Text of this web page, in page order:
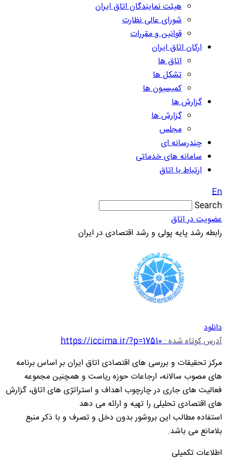
هیئت نمایندگان اتاق ایران
شورای عالی نظارت
قوانین و مقررات
ارکان اتاق ایران
اتاق ها
تشکل ها
کمیسیون ها
گزارش ها
گزارش ها
مجلس
چندرسانه ای
سامانه های خدماتی
ارتباط با اتاق
En
Search
عضویت در اتاق
رابطه رشد پایه پولی و رشد اقتصادی در ایران
دانلود
آدرس کوتاه شده :https://iccima.ir/?p=17510
مرکز تحقیقات و بررسی های اقتصادی اتاق ایران بر اساس برنامه
های مصوب سالانه، ارجاعات حوزه ریاست و همچنین مجموعه
فعالیت های جاری در چارچوب اهداف و استراتژی های اتاق، گزارش
های اقتصادی تحلیلی را تهیه و ارائه می دهد
استفاده مطالب این بروشور بدون دخل و تصرف و با ذکر منبع
بلامانع می باشد.
اطلاعات تکمیلی